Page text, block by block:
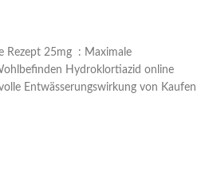
Rezept 25mg : Maximale
Hydroklortiazid online
Entwässerungswirkung von Kaufen